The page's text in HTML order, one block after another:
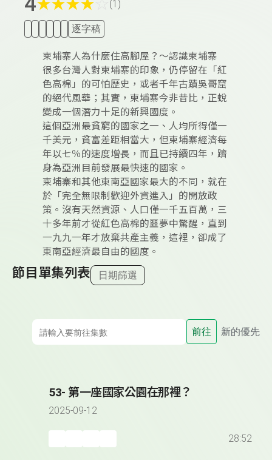
★★★★ (1)
逐字稿
柬埔寨人為什麼住高腳屋？～認識柬埔寨
很多台灣人對柬埔寨的印象，仍停留在「紅
色高棉」的可怕歷史，或者千年古蹟吳哥窟
的絕代風華；其實，柬埔寨今非昔比，正蛻
變成一個潛力十足的新興國度。
這個亞洲最貧窮的國家之一、人均所得僅一
千美元，貧富差距相當大，但柬埔寨經濟每
年以七％的速度增長，而且已持續四年，躋
身為亞洲目前發展最快速的國家。
柬埔寨和其他東南亞國家最大的不同，就在
於「完全無限制歡迎外資進入」的開放政
策。沒有天然資源、人口僅一千五百萬，三
十多年前才從紅色高棉的噩夢中驚醒，直到
一九九一年才放棄共產主義，這裡，卻成了
東南亞經濟最自由的國度。
節目單集列表 日期篩選
前往 新的優先
53- 第一座國家公園在那裡？
2025-09-12
28:52